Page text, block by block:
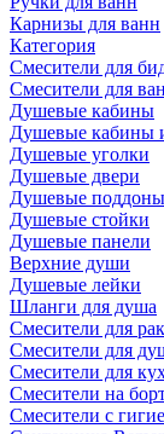
Карнизы для ванн
Категория
Смесители для
Смесители для
Душевые кабины
Душевые кабины
Душевые уголки
Душевые двери
Душевые поддоны
Душевые стойки
Душевые панели
Верхние души
Душевые лейки
Шланги для душа
Смесители для
Смесители для
Смесители для
Смесители на
Смесители с